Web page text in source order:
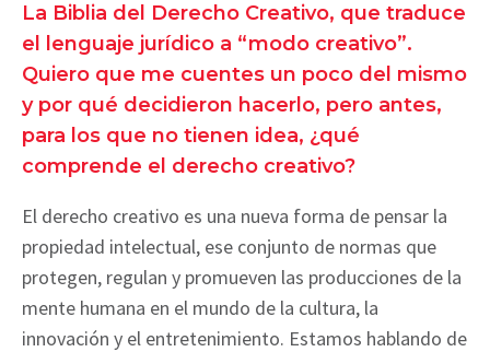
La Biblia del Derecho Creativo, que traduce
el lenguaje jurídico a “modo creativo”.
Quiero que me cuentes un poco del mismo
y por qué decidieron hacerlo, pero antes,
para los que no tienen idea, ¿qué
comprende el derecho creativo?
El derecho creativo es una nueva forma de pensar la
propiedad intelectual, ese conjunto de normas que
protegen, regulan y promueven las producciones de la
mente humana en el mundo de la cultura, la
innovación y el entretenimiento. Estamos hablando de